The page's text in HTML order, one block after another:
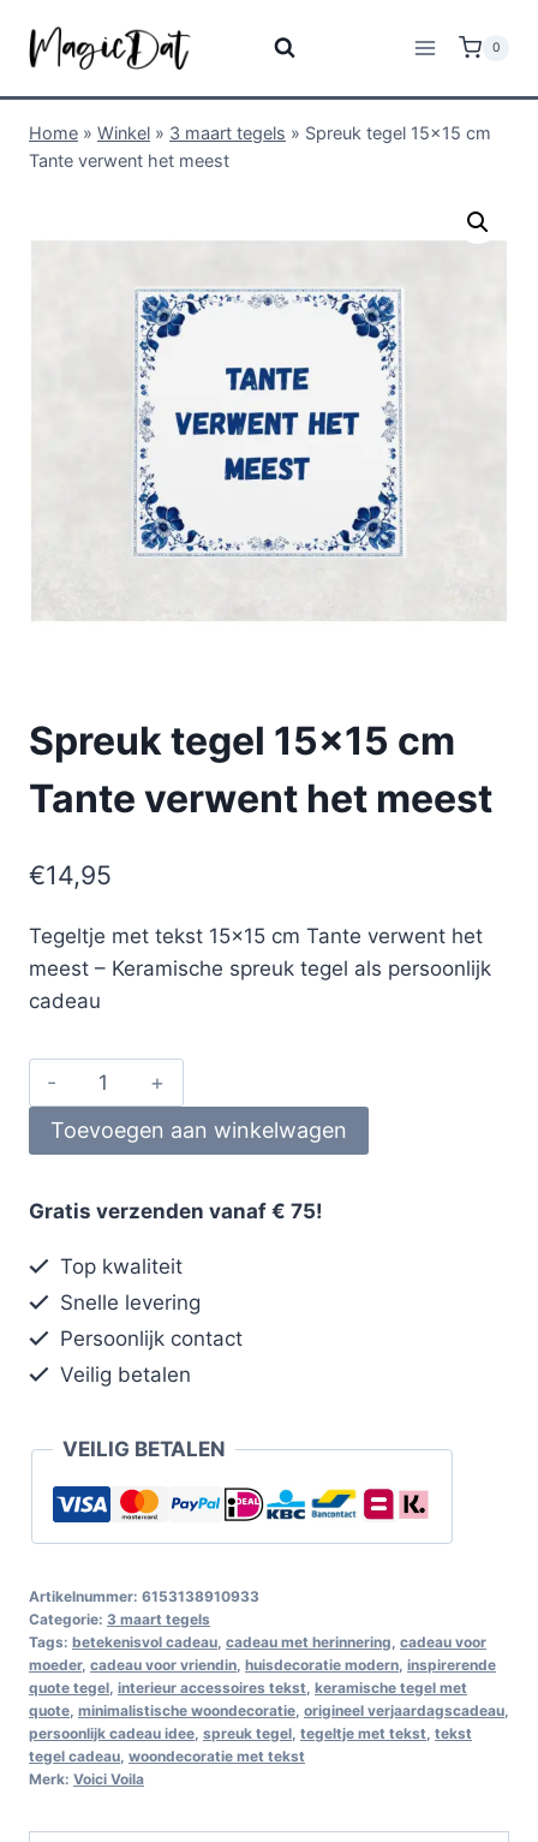
0
Home » Winkel » 3 maart tegels » Spreuk tegel 15×15 cm
Tante verwent het meest
Spreuk tegel 15×15 cm
Tante verwent het meest
€14,95
Tegeltje met tekst 15×15 cm Tante verwent het
meest – Keramische spreuk tegel als persoonlijk
cadeau
Toevoegen aan winkelwagen
Gratis verzenden vanaf € 75!
Top kwaliteit
Snelle levering
Persoonlijk contact
Veilig betalen
VEILIG BETALEN
Artikelnummer: 6153138910933
Categorie: 3 maart tegels
Tags: betekenisvol cadeau cadeau met herinnering cadeau voor
moeder, cadeau voor vriendin huisdecoratie modern inspirerende
quote tegel interieur accessoires tekst keramische tegel met
quote minimalistische woondecoratie origineel verjaardagscadeau
persoonlijk cadeau idee spreuk tegel tegeltje met tekst tekst
tegel cadeau woondecoratie met tekst
Merk: Voici Voila